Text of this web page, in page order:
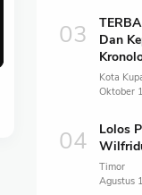
Dan
Kota
Oktober
Lolos
Timor
Agustus